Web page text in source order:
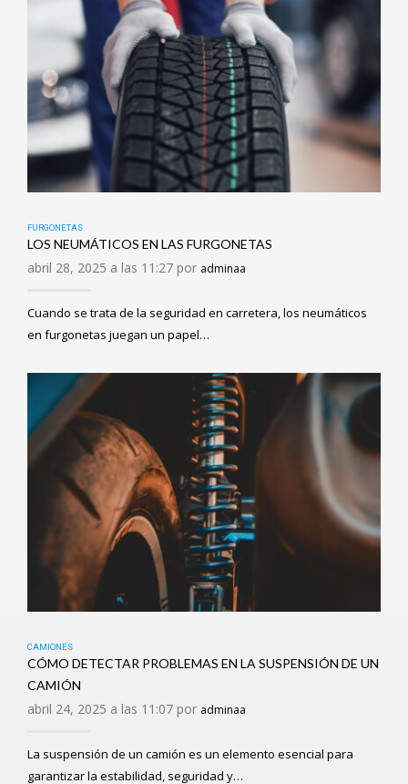
FURGONETAS
LOS NEUMÁTICOS EN LAS FURGONETAS
abril 28, 2025 a las 11:27 por adminaa
Cuando se trata de la seguridad en carretera, los neumáticos
en furgonetas juegan un papel…
CAMIONES
CÓMO DETECTAR PROBLEMAS EN LA SUSPENSIÓN DE UN
CAMIÓN
abril 24, 2025 a las 11:07 por adminaa
La suspensión de un camión es un elemento esencial para
garantizar la estabilidad, seguridad y…